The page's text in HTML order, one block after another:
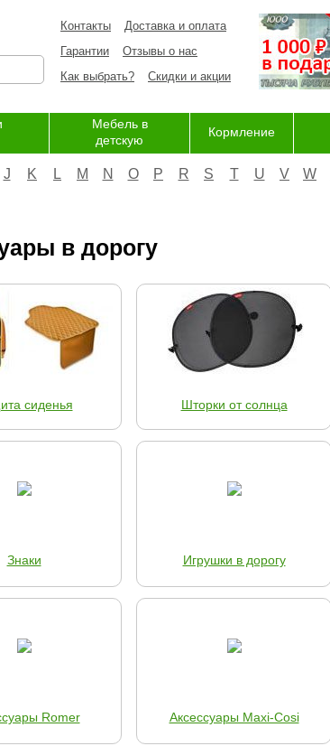
Контакты
Доставка и оплата
Гарантии
Отзывы о нас
Как выбрать?
Скидки и акции
Мебель в
детскую
Кормление
J K L M N O P R S T U V W
в дорогу
сиденья Шторки от солнца
Знаки Игрушки в дорогу
Romer Аксессуары Maxi-Cosi